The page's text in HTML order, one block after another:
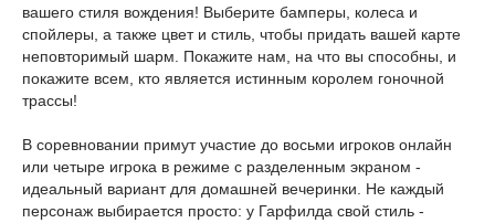
вашего стиля вождения! Выберите бамперы, колеса и
спойлеры, а также цвет и стиль, чтобы придать вашей карте
неповторимый шарм. Покажите нам, на что вы способны, и
покажите всем, кто является истинным королем гоночной
трассы!
В соревновании примут участие до восьми игроков онлайн
или четыре игрока в режиме с разделенным экраном -
идеальный вариант для домашней вечеринки. Не каждый
персонаж выбирается просто: у Гарфилда свой стиль -